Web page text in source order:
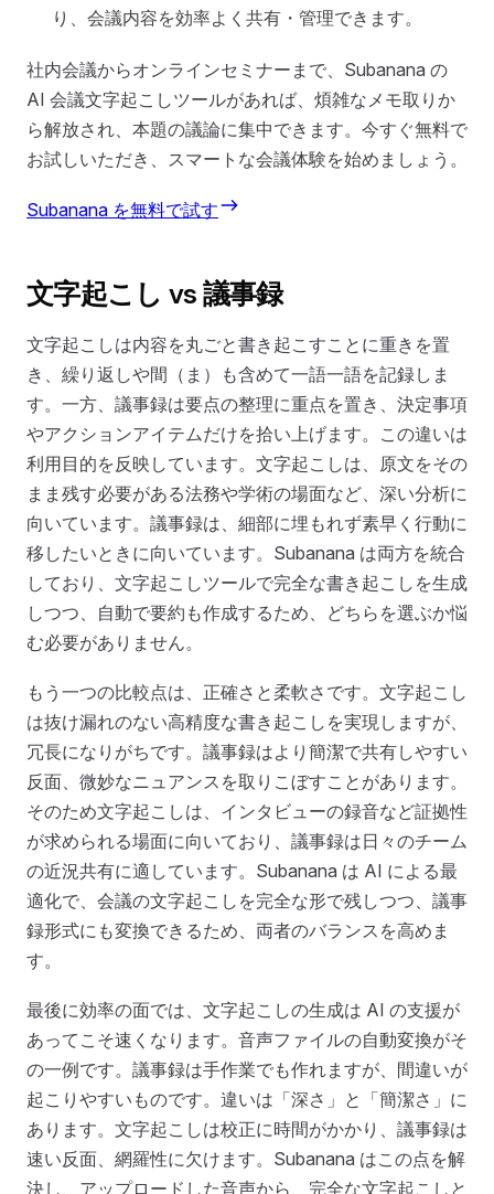
り、会議内容を効率よく共有・管理できます。
社内会議からオンラインセミナーまで、Subanana の
AI 会議文字起こしツールがあれば、煩雑なメモ取りか
ら解放され、本題の議論に集中できます。今すぐ無料で
お試しいただき、スマートな会議体験を始めましょう。
Subanana を無料で試す
文字起こし vs 議事録
文字起こしは内容を丸ごと書き起こすことに重きを置
き、繰り返しや間（ま）も含めて一語一語を記録しま
す。一方、議事録は要点の整理に重点を置き、決定事項
やアクションアイテムだけを拾い上げます。この違いは
利用目的を反映しています。文字起こしは、原文をその
まま残す必要がある法務や学術の場面など、深い分析に
向いています。議事録は、細部に埋もれず素早く行動に
移したいときに向いています。Subanana は両方を統合
しており、文字起こしツールで完全な書き起こしを生成
しつつ、自動で要約も作成するため、どちらを選ぶか悩
む必要がありません。
もう一つの比較点は、正確さと柔軟さです。文字起こし
は抜け漏れのない高精度な書き起こしを実現しますが、
冗長になりがちです。議事録はより簡潔で共有しやすい
反面、微妙なニュアンスを取りこぼすことがあります。
そのため文字起こしは、インタビューの録音など証拠性
が求められる場面に向いており、議事録は日々のチーム
の近況共有に適しています。Subanana は AI による最
適化で、会議の文字起こしを完全な形で残しつつ、議事
録形式にも変換できるため、両者のバランスを高めま
す。
最後に効率の面では、文字起こしの生成は AI の支援が
あってこそ速くなります。音声ファイルの自動変換がそ
の一例です。議事録は手作業でも作れますが、間違いが
起こりやすいものです。違いは「深さ」と「簡潔さ」に
あります。文字起こしは校正に時間がかかり、議事録は
速い反面、網羅性に欠けます。Subanana はこの点を解
決し、アップロードした音声から、完全な文字起こしと